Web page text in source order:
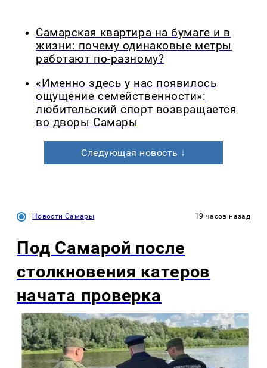
Самарская квартира на бумаге и в
жизни: почему одинаковые метры
работают по-разному?
«Именно здесь у нас появилось
ощущение семейственности»:
любительский спорт возвращается
во дворы Самары
Следующая новость ↓
Новости Самары 19 часов назад
Под Самарой после
столкновения катеров
начата проверка